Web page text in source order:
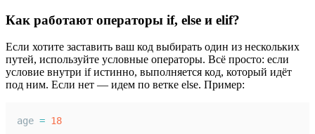
Как работают операторы if, else и elif?
Если хотите заставить ваш код выбирать один из нескольких
путей, используйте условные операторы. Всё просто: если
условие внутри if истинно, выполняется код, который идёт
под ним. Если нет — идем по ветке else. Пример:
age = 18